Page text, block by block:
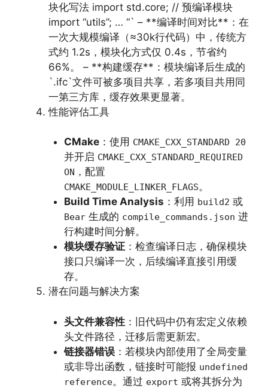
块化写法 import std.core; // 预编译模块
import “utils”; … “` – **编译时间对比**：在
一次大规模编译（≈30k行代码）中，传统方
式约 1.2s，模块化方式仅 0.4s，节省约
66%。 – **构建缓存**：模块编译后生成的
`.ifc`文件可被多项目共享，若多项目共用同
一第三方库，缓存效果更显著。
性能评估工具
CMake：使用 CMAKE_CXX_STANDARD 20
并开启 CMAKE_CXX_STANDARD_REQUIRED
ON ，配置
CMAKE_MODULE_LINKER_FLAGS。
Build Time Analysis ：利用 build2 或
Bear生成的 compile_commands.json 进
行构建时间分解。
模块缓存验证：检查编译日志，确保模块
接口只编译一次，后续编译直接引用缓
存。
潜在问题与解决方案
头文件兼容性：旧代码中仍有宏定义依赖
头文件路径，迁移后需更新宏。
链接器错误：若模块内部使用了全局变量
或非导出函数，链接时可能报 undefined
reference。通过 export 或将其拆分为